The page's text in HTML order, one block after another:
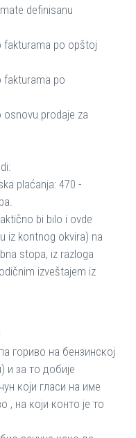
definisanu
fakturama po opštoj
fakturama po
osnovu prodaje za
plaćanja: 470 -
bi bilo i ovde
iz kontnog okvira) na
stopa, iz razloga
izveštajem iz
гориво на бензинској
и за то добије
који гласи на име
, на који конто је то